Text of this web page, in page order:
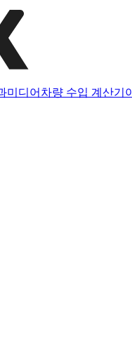
미디어 차량 수입 계산기